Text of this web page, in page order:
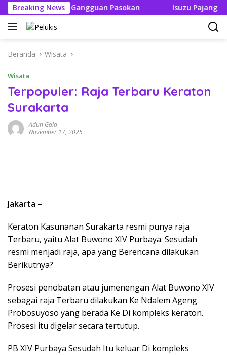
Langsung
ke
konten
Breaking News
Boleh Ada Gangguan Pasokan Isuzu Pajang
Beranda Wisata
Wisata
Terpopuler: Raja Terbaru Keraton
Surakarta
Adun Gala
November 17, 2025
Jakarta –
Keraton Kasunanan Surakarta resmi punya raja
Terbaru, yaitu Alat Buwono XIV Purbaya. Sesudah
resmi menjadi raja, apa yang Berencana dilakukan
Berikutnya?
Prosesi penobatan atau jumenengan Alat Buwono XIV
sebagai raja Terbaru dilakukan Ke Ndalem Ageng
Probosuyoso yang berada Ke Di kompleks keraton.
Prosesi itu digelar secara tertutup.
PB XIV Purbaya Sesudah Itu keluar Di kompleks